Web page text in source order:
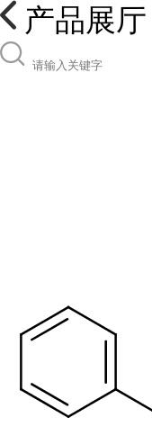
产品展厅